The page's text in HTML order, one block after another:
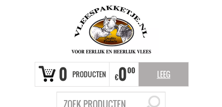
0 PRODUCTEN €000 LEEG